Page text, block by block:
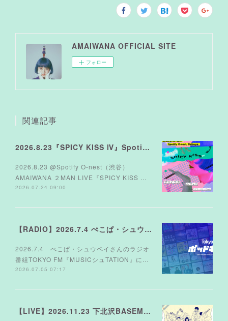
AMAIWANA OFFICIAL SITE
フォロー
関連記事
2026.8.23『SPICY KISS Ⅳ』Spotify O-nest
2026.8.23 @Spotify O-nest（渋谷）
AMAIWANA ２MAN LIVE『SPICY KISS …
2026.07.24 09:00
【RADIO】2026.7.4 ぺこぱ・シュウペイさんのラジオ TOKYO FM『MUSICシュTATION』
2026.7.4 ぺこぱ・シュウペイさんのラジオ
番組TOKYO FM『MUSICシュTATION』に…
2026.07.05 07:17
【LIVE】2026.11.23 下北沢BASEMENTBAR＆THREE